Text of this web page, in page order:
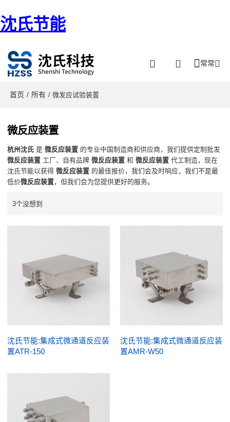
沈氏节能
常常
首页 / 所有 / 微发应试验装置
微反应装置
杭州沈氏 是微反应装置 的专业中国制造商和供应商，我们提供定制批发
微反应装置 工厂、自有品牌微反应装置 和微反应装置 代工制造，现在
沈氏节能以获得微反应装置 的最佳报价，我们会及时响应，我们不是最
低价微反应装置，但我们会为您提供更好的服务。
3个没想到
沈氏节能:集成式微通道反应装
置ATR-150
沈氏节能:集成式微通道反应装
置AMR-W50